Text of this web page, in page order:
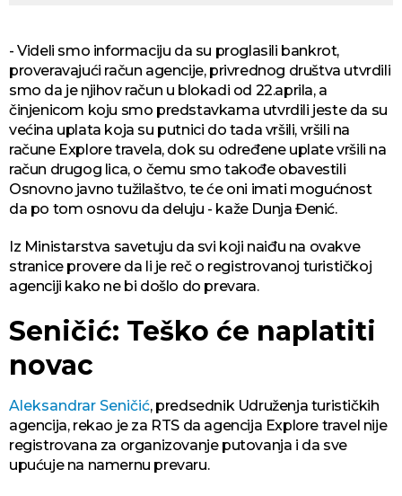
- Videli smo informaciju da su proglasili bankrot,
proveravajući račun agencije, privrednog društva utvrdili
smo da je njihov račun u blokadi od 22.aprila, a
činjenicom koju smo predstavkama utvrdili jeste da su
većina uplata koja su putnici do tada vršili, vršili na
račune Explore travela, dok su određene uplate vršili na
račun drugog lica, o čemu smo takođe obavestili
Osnovno javno tužilaštvo, te će oni imati mogućnost
da po tom osnovu da deluju - kaže Dunja Đenić.
Iz Ministarstva savetuju da svi koji naiđu na ovakve
stranice provere da li je reč o registrovanoj turističkoj
agenciji kako ne bi došlo do prevara.
Seničić: Teško će naplatiti
novac
Aleksandrar Seničić, predsednik Udruženja turističkih
agencija, rekao je za RTS da agencija Explore travel nije
registrovana za organizovanje putovanja i da sve
upućuje na namernu prevaru.